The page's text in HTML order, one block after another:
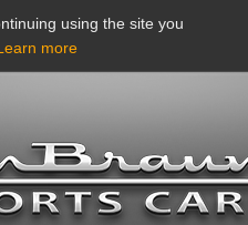
using the site you
more